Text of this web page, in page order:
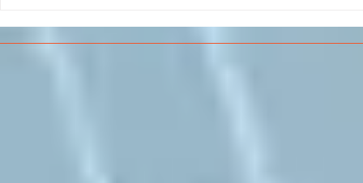
PERCORSO DI
FORMAZIONE SCUOLA
superiori